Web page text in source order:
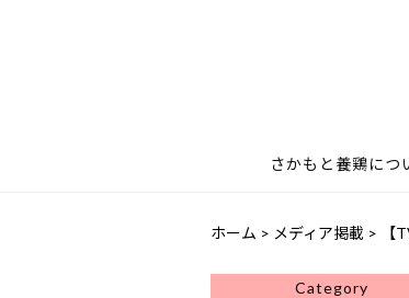
さかもと養鶏につ
ホーム > メディア掲載 > 【
Category